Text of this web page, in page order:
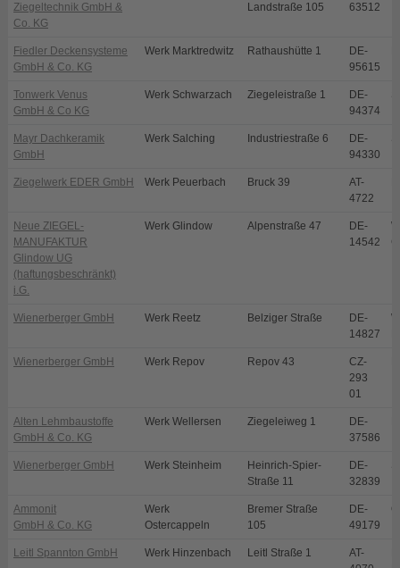
Ziegeltechnik GmbH &
Co. KG
Landstraße 105
63512
Fiedler Deckensysteme
GmbH & Co. KG
Werk Marktredwitz Rathaushütte 1
DE-
95615
Tonwerk Venus
GmbH & Co KG
Werk Schwarzach Ziegeleistraße 1
DE-
94374
Mayr Dachkeramik
GmbH
Werk Salching Industriestraße 6
DE-
94330
Ziegelwerk EDER GmbH Werk Peuerbach Bruck 39
AT-
4722
Neue ZIEGEL-
MANUFAKTUR
Glindow UG
(haftungsbeschränkt)
i.G.
Werk Glindow Alpenstraße 47
DE-
14542
Wienerberger GmbH Werk Reetz Belziger Straße
DE-
14827
Wienerberger GmbH Werk Repov Repov 43
CZ-
293
01
Alten Lehmbaustoffe
GmbH & Co. KG
Werk Wellersen Ziegeleiweg 1
DE-
37586
Wienerberger GmbH Werk Steinheim
Heinrich-Spier-
Straße 11
DE-
32839
Ammonit
GmbH & Co. KG
Werk
Ostercappeln
Bremer Straße
105
DE-
49179
Leitl Spannton GmbH Werk Hinzenbach Leitl Straße 1
AT-